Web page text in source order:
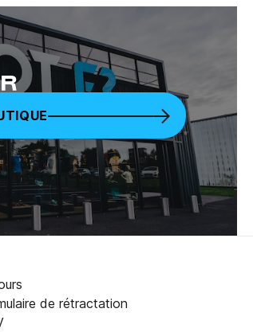
de rétractation